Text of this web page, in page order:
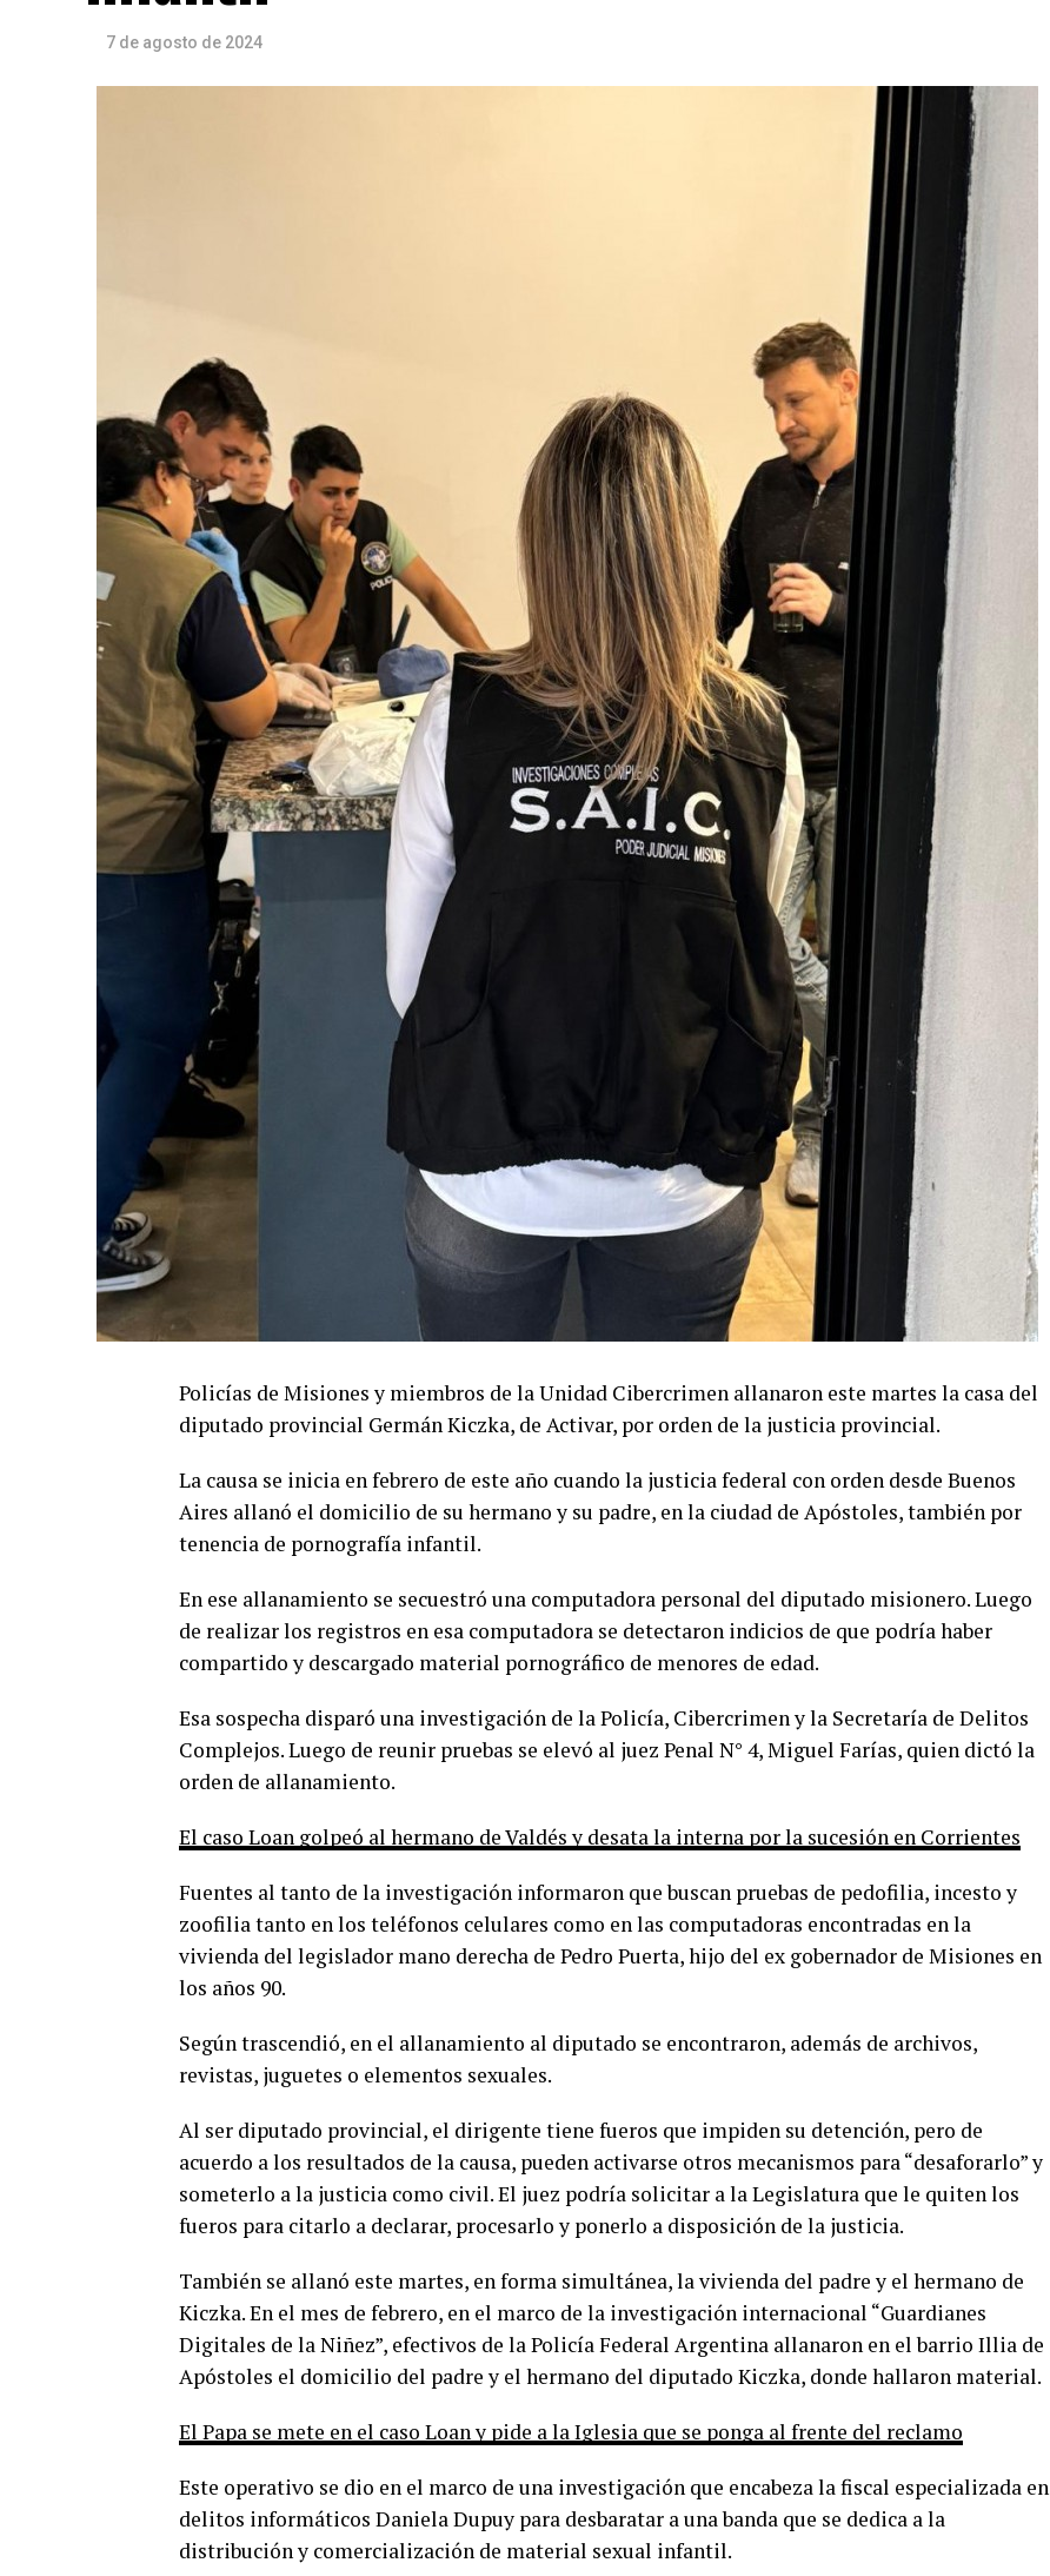
7 de agosto de 2024
Policías de Misiones y miembros de la Unidad Cibercrimen allanaron este martes la casa del
diputado provincial Germán Kiczka, de Activar, por orden de la justicia provincial.
La causa se inicia en febrero de este año cuando la justicia federal con orden desde Buenos
Aires allanó el domicilio de su hermano y su padre, en la ciudad de Apóstoles, también por
tenencia de pornografía infantil.
En ese allanamiento se secuestró una computadora personal del diputado misionero. Luego
de realizar los registros en esa computadora se detectaron indicios de que podría haber
compartido y descargado material pornográfico de menores de edad.
Esa sospecha disparó una investigación de la Policía, Cibercrimen y la Secretaría de Delitos
Complejos. Luego de reunir pruebas se elevó al juez Penal N° 4, Miguel Farías, quien dictó la
orden de allanamiento.
El caso Loan golpeó al hermano de Valdés y desata la interna por la sucesión en Corrientes
Fuentes al tanto de la investigación informaron que buscan pruebas de pedofilia, incesto y
zoofilia tanto en los teléfonos celulares como en las computadoras encontradas en la
vivienda del legislador mano derecha de Pedro Puerta, hijo del ex gobernador de Misiones en
los años 90.
Según trascendió, en el allanamiento al diputado se encontraron, además de archivos,
revistas, juguetes o elementos sexuales.
Al ser diputado provincial, el dirigente tiene fueros que impiden su detención, pero de
acuerdo a los resultados de la causa, pueden activarse otros mecanismos para “desaforarlo” y
someterlo a la justicia como civil. El juez podría solicitar a la Legislatura que le quiten los
fueros para citarlo a declarar, procesarlo y ponerlo a disposición de la justicia.
También se allanó este martes, en forma simultánea, la vivienda del padre y el hermano de
Kiczka. En el mes de febrero, en el marco de la investigación internacional “Guardianes
Digitales de la Niñez”, efectivos de la Policía Federal Argentina allanaron en el barrio Illia de
Apóstoles el domicilio del padre y el hermano del diputado Kiczka, donde hallaron material.
El Papa se mete en el caso Loan y pide a la Iglesia que se ponga al frente del reclamo
Este operativo se dio en el marco de una investigación que encabeza la fiscal especializada en
delitos informáticos Daniela Dupuy para desbaratar a una banda que se dedica a la
distribución y comercialización de material sexual infantil.